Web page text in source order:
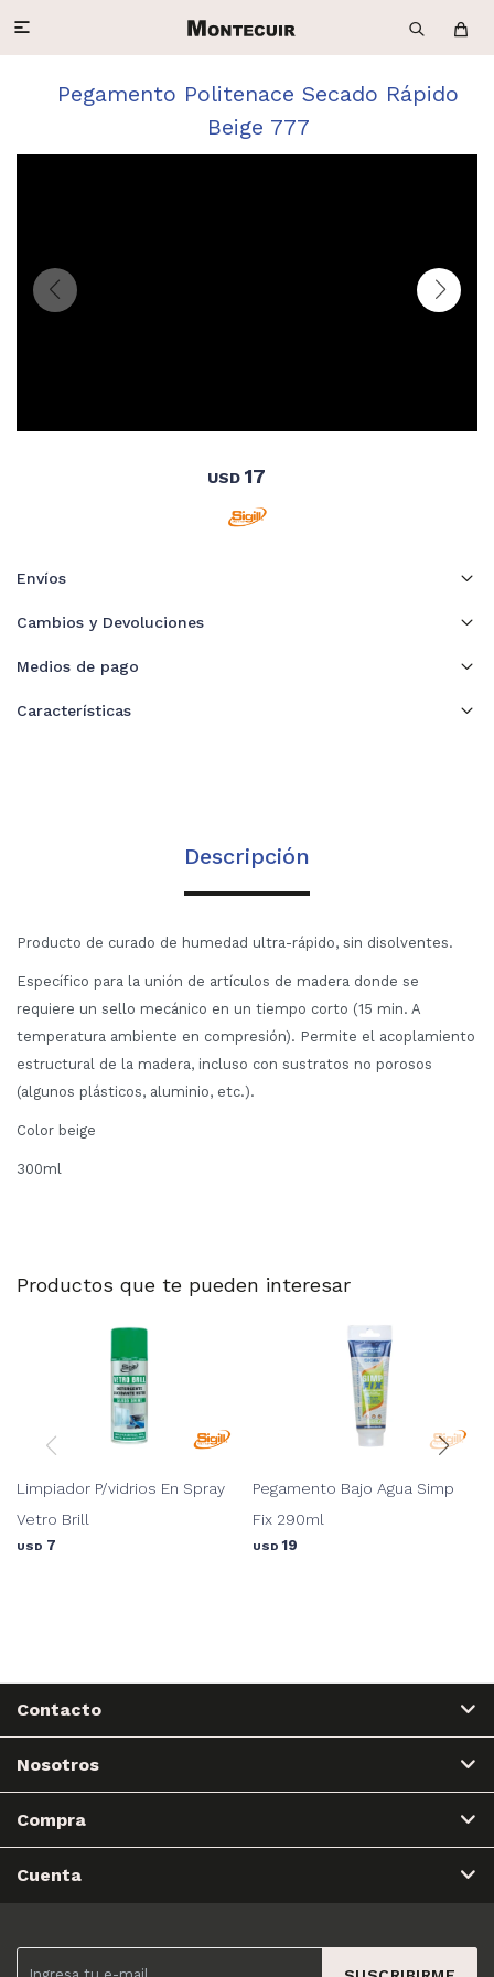

Pegamento Politenace Secado Rápido
Beige 777
USD 17
Envíos
Cambios y Devoluciones
Medios de pago
Características
Descripción
Producto de curado de humedad ultra-rápido, sin disolventes.
Específico para la unión de artículos de madera donde se
requiere un sello mecánico en un tiempo corto (15 min. A
temperatura ambiente en compresión). Permite el acoplamiento
estructural de la madera, incluso con sustratos no porosos
(algunos plásticos, aluminio, etc.).
Color beige
300ml
Productos que te pueden interesar
Limpiador P/vidrios En Spray
Vetro Brill
USD 7
Pegamento Bajo Agua Simp
Fix 290ml
USD 19
Contacto
Nosotros
Compra
Cuenta